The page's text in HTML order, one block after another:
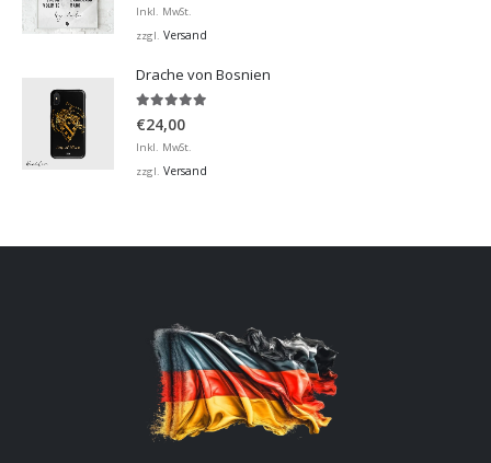
Inkl. MwSt.
zzgl. Versand
Drache von Bosnien
5.00von 5
€24,00
Inkl. MwSt.
zzgl. Versand